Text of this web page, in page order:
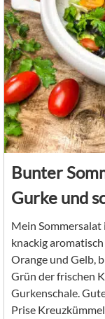
Bunter
Gurke und
Mein
knackig
Orange und Gelb,
Grün der frischen
Gurkenschale.
Prise